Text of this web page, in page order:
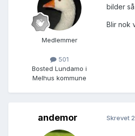
Medlemmer
501
Bosted Lundamo i
Melhus kommune
bilder
Blir nok
andemor Skrevet